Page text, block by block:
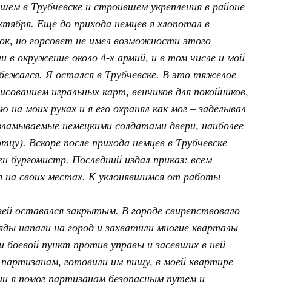
в Трубчевске и строившем укрепления в районе
Еще до прихода немцев я хлопотал в
но горсовет не имел возможности этого
в окружение около 4-х армий, и в том числе и мой
Я остался в Трубчевске. В это тяжелое
игральных карт, венчиков для покойников,
на моих руках и я его охранял как мог – заделывал
немецкими солдатами двери, наиболее
Вскоре после прихода немцев в Трубчевске
бургомистр. Последний издал приказ: всем
своих местах. К уклонявшимся от работы
оставался закрытым. В городе свирепствовало
напали на город и захватили многие кварталы
боевой пункт против управы и засевших в ней
готовили им пищу, в моей квартире
я помог партизанам безопасным путем и